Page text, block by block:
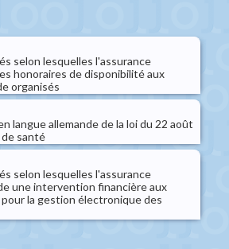
selon lesquelles l'assurance
honoraires de disponibilité aux
organisés
langue allemande de la loi du 22 août
santé
selon lesquelles l'assurance
une intervention financière aux
la gestion électronique des